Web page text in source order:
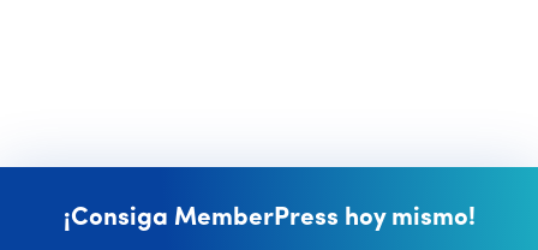
¡Consiga MemberPress hoy mismo!